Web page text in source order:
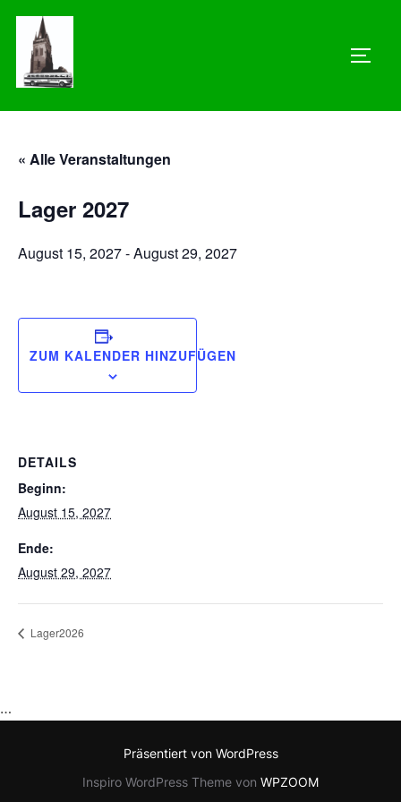
Zum
Inhalt
springen
« Alle Veranstaltungen
Lager 2027
August 15, 2027-August 29, 2027
ZUM KALENDER HINZUFÜGEN
DETAILS
Beginn:
August 15, 2027
Ende:
August 29, 2027
Lager2026
…
Präsentiert von WordPress
Inspiro WordPress Theme von WPZOOM